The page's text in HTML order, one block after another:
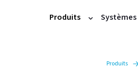
Produits Systèmes
Produits